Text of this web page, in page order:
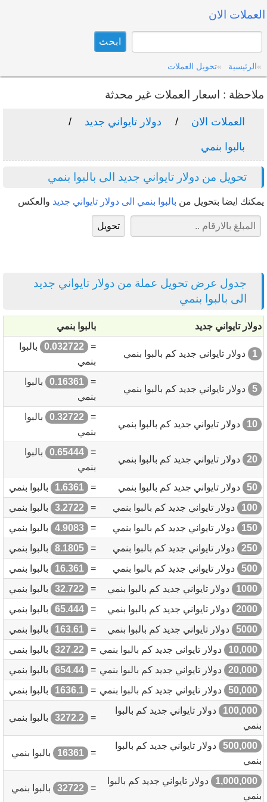
العملات الان
الرئيسية تحويل العملات
ملاحظة : اسعار العملات غير محدثة
العملات الان دولار تايواني جديد
بالبوا بنمي
تحويل من دولار تايواني جديد الى بالبوا بنمي
يمكنك ايضا بتحويل من بالبوا بنمي الى دولار تايواني جديد والعكس
جدول عرض تحويل عملة من دولار تايواني جديد
الى بالبوا بنمي
دولار تايواني جديد بالبوا بنمي
1 دولار تايواني جديد كم بالبوا بنمي
=
0.032722
بالبوا
بنمي
5 دولار تايواني جديد كم بالبوا بنمي
=
0.16361
بالبوا
بنمي
10 دولار تايواني جديد كم بالبوا بنمي
=
0.32722
بالبوا
بنمي
20 دولار تايواني جديد كم بالبوا بنمي
=
0.65444
بالبوا
بنمي
50
دولار تايواني جديد كم بالبوا بنمي =
1.6361
بالبوا بنمي
100
دولار تايواني جديد كم بالبوا بنمي =
3.2722
بالبوا بنمي
150
دولار تايواني جديد كم بالبوا بنمي =
4.9083
بالبوا بنمي
250
دولار تايواني جديد كم بالبوا بنمي =
8.1805
بالبوا بنمي
500
دولار تايواني جديد كم بالبوا بنمي =
16.361
بالبوا بنمي
1000
دولار تايواني جديد كم بالبوا بنمي =
32.722
بالبوا بنمي
2000
دولار تايواني جديد كم بالبوا بنمي =
65.444
بالبوا بنمي
5000
دولار تايواني جديد كم بالبوا بنمي =
163.61
بالبوا بنمي
10,000
دولار تايواني جديد كم بالبوا بنمي =
327.22
بالبوا بنمي
20,000
دولار تايواني جديد كم بالبوا بنمي =
654.44
بالبوا بنمي
50,000
دولار تايواني جديد كم بالبوا بنمي =
1636.1
بالبوا بنمي
100,000
دولار تايواني جديد كم بالبوا
بنمي
=
3272.2 بالبوا بنمي
500,000
دولار تايواني جديد كم بالبوا
بنمي
=
16361 بالبوا بنمي
1,000,000
دولار تايواني جديد كم بالبوا
بنمي
=
32722 بالبوا بنمي